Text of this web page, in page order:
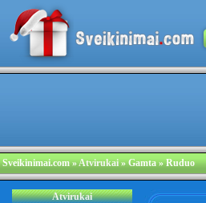
Sveikinimai.com»Atvirukai» Gamta » Ruduo
Atvirukai